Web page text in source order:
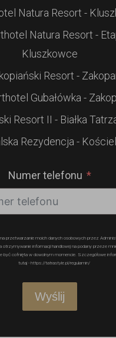
Natura Resort -
Natura Resort -
Kluszkowce
Resort -
Gubałówka -
Resort II - Białka
Rezydencja -
Numer telefonu
przetwarzanie moich danych osobowych przez
otrzymywanie informacji handlowej na podany przeze
być cofnięta w dowolnym momencie. Szczegółowe
tutaj - https://tatrastyle.pl/regulamin/
Wyślij